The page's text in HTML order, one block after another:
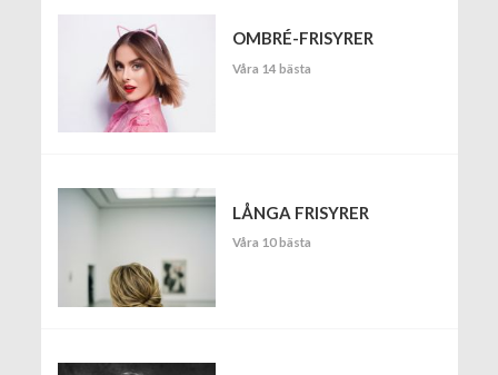
OMBRÉ-FRISYRER
Våra 14 bästa
LÅNGA FRISYRER
Våra 10 bästa